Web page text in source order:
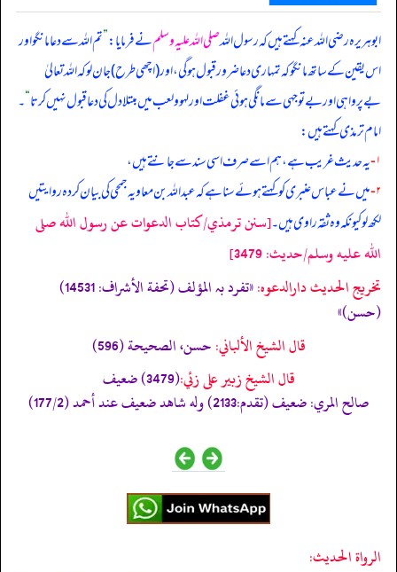
ابوہریرہ رضی الله عنہ کہتے ہیں کہرسول اللہصلی اللہ علیہ وسلمنے فرمایا:”تم اللہ سے دعا مانگو اور
اس یقین کے ساتھ مانگو کہ تمہاری دعا ضرور قبول ہو گی، اور (اچھی طرح) جان لو کہ اللہ تعالیٰ
بےپرواہی اور بے توجہی سے مانگی ہوئی غفلت اور لہو و لعب میں مبتلا دل کی دعا قبول نہیں کرتا“۔
امام ترمذی کہتے ہیں:
۱- یہ حدیث غریب ہے، ہم اسے صرف اسی سند سے جانتے ہیں،
۲- میں نے عباس عنبری کو کہتے ہوئے سنا ہے کہ عبداللہ بن معاویہ جمحی کی بیان کردہ روایتیں
لکھ لو کیونکہ وہ ثقہ راوی ہیں۔[سنن ترمذي/كتاب الدعوات عن رسول الله صلى
الله عليه وسلم/حدیث: 3479]
تخریج الحدیث دارالدعوہ:
«تفرد بہ المؤلف (تحفة الأشراف: 14531)
(حسن)»
قال الشيخ الألباني:حسن، الصحيحة (596)
قال الشيخ زبير على زئي:(3479) ضعيف
صالح المري: ضعيف (تقدم:2133) وله شاهد ضعيف عند أحمد (177/2)
الرواة الحديث: